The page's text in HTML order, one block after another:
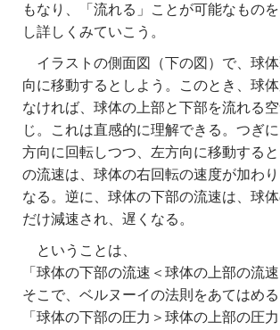
もなり、「流れる」ことが可能なもの
し詳しくみていこう。
イラストの側面図（下の図）で、球
向に移動するとしよう。このとき、球
なければ、球体の上部と下部を流れる
じ。これは直感的に理解できる。つぎ
方向に回転しつつ、左方向に移動する
の流速は、球体の右回転の速度が加わり
なる。逆に、球体の下部の流速は、球
だけ減速され、遅くなる。
ということは、
「球体の下部の流速＜球体の上部の流速
そこで、ベルヌーイの法則をあてはめる
「球体の下部の圧力＞球体の上部の圧力